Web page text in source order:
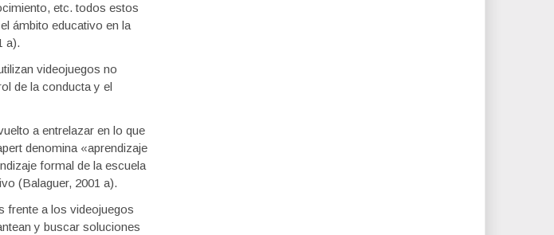
etc. todos estos
ámbito educativo en la
a).
videojuegos no
de la conducta y el
a entrelazar en lo que
denomina «aprendizaje
formal de la escuela
(Balaguer, 2001 a).
frente a los videojuegos
y buscar soluciones